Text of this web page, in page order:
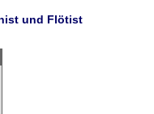
und Flötist